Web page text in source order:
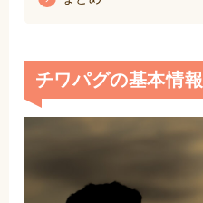
チワパグの基本情報